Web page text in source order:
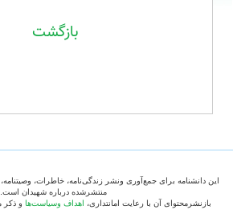
بازگشت
این دانشنامه برای جمع‌آوری ونشر زندگی‌نامه، خاطرات،
منتشرشده درباره شهیدان است.
بازنشرمحتوای آن با رعایت امانتداری، اهداف وسیاست‌ها و ذکر